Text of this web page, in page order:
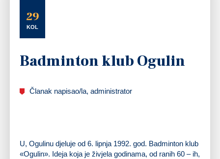
29
KOL
Badminton klub Ogulin
Članak napisao/la, administrator
U, Ogulinu djeluje od 6. lipnja 1992. god. Badminton klub
«Ogulin». Ideja koja je živjela godinama, od ranih 60 – ih,